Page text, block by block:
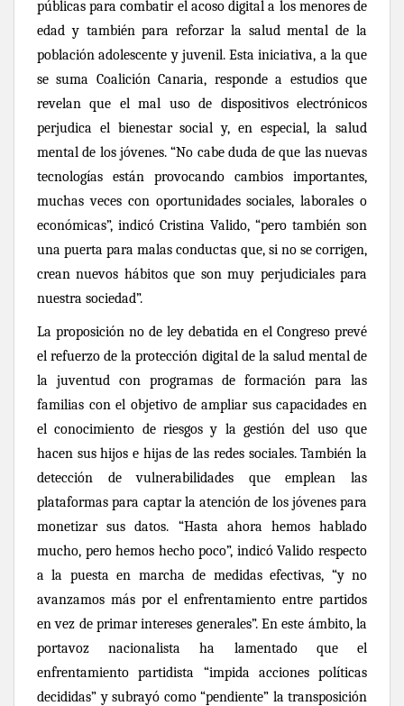
públicas para combatir el acoso digital a los menores de
edad y también para reforzar la salud mental de la
población adolescente y juvenil. Esta iniciativa, a la que
se suma Coalición Canaria, responde a estudios que
revelan que el mal uso de dispositivos electrónicos
perjudica el bienestar social y, en especial, la salud
mental de los jóvenes. “No cabe duda de que las nuevas
tecnologías están provocando cambios importantes,
muchas veces con oportunidades sociales, laborales o
económicas”, indicó Cristina Valido, “pero también son
una puerta para malas conductas que, si no se corrigen,
crean nuevos hábitos que son muy perjudiciales para
nuestra sociedad”.
La proposición no de ley debatida en el Congreso prevé
el refuerzo de la protección digital de la salud mental de
la juventud con programas de formación para las
familias con el objetivo de ampliar sus capacidades en
el conocimiento de riesgos y la gestión del uso que
hacen sus hijos e hijas de las redes sociales. También la
detección de vulnerabilidades que emplean las
plataformas para captar la atención de los jóvenes para
monetizar sus datos. “Hasta ahora hemos hablado
mucho, pero hemos hecho poco”, indicó Valido respecto
a la puesta en marcha de medidas efectivas, “y no
avanzamos más por el enfrentamiento entre partidos
en vez de primar intereses generales”. En este ámbito, la
portavoz nacionalista ha lamentado que el
enfrentamiento partidista “impida acciones políticas
decididas” y subrayó como “pendiente” la transposición